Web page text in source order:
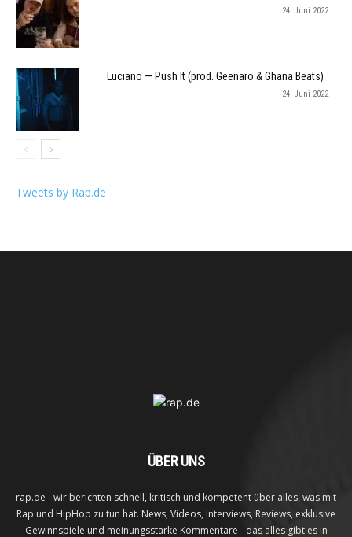
24. Juni 2022
Luciano — Push It (prod. Geenaro & Ghana Beats)
24. Juni 2022
Tweets by Rap.de
ÜBER UNS
rap.de - wir berichten schnell, kritisch und kompetent über alles, was mit
Rap und HipHop zu tun hat. News, Videos, Interviews, Reviews, exklusive
Gewinnspiele und meinungsstarke Kommentare - das alles gibt es in